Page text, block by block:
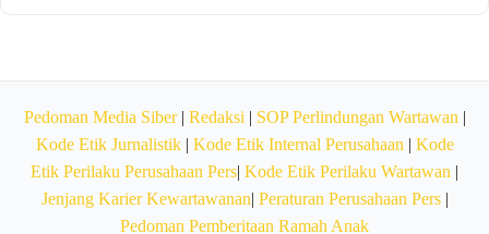
Pedoman Media Siber| Redaksi | SOP Perlindungan Wartawan |
Kode Etik Jurnalistik| Kode Etik Internal Perusahaan | Kode
Etik Perilaku Perusahaan Pers| Kode Etik Perilaku Wartawan |
Jenjang Karier Kewartawanan| Peraturan Perusahaan Pers|
Pedoman Pemberitaan Ramah Anak